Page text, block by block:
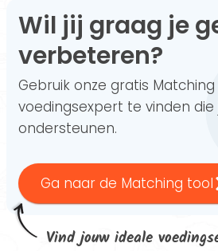
Wil jij graag je gezondheid
verbeteren?
Gebruik onze gratis
voedingsexpert te vinden
ondersteunen.
Ga naar de Matching tool
Vind jouw ideale